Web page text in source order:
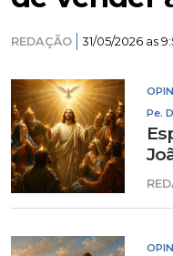
REDAÇÃO 31/05/2026 as
Pe.